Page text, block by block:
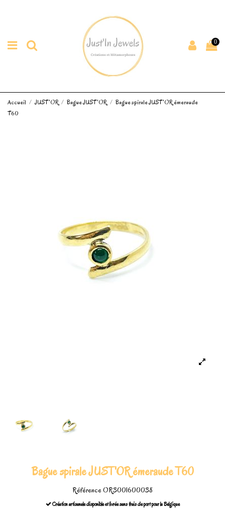
0
Accueil JUST'OR Bague JUST'OR
Bague spirale JUST'OR émeraude
T60
Bague spirale JUST'OR émeraude T60
RéférenceOR3001600038
Création artisanale disponible et livrée sans frais de port pour la Belgique